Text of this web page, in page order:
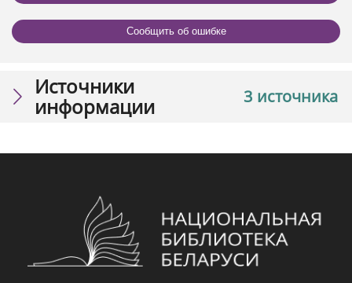
Сообщить об ошибке
3 источника
Источники
информации